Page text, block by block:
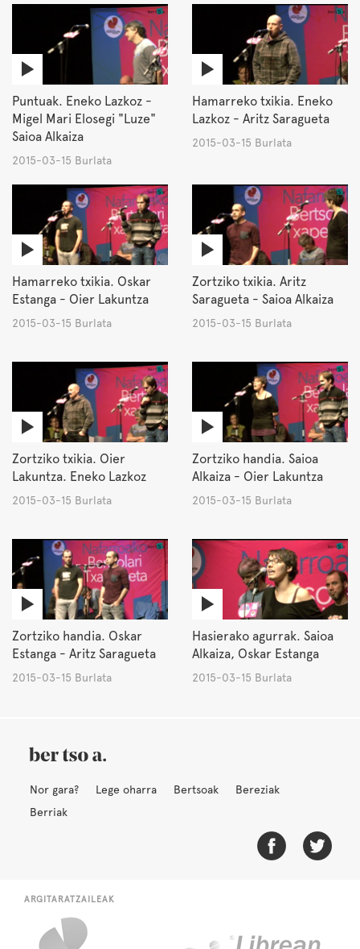
Puntuak. Eneko Lazkoz -
Migel Mari Elosegi "Luze"
Saioa Alkaiza
2015-03-15 Burlata
Hamarreko txikia. Eneko
Lazkoz - Aritz Saragueta
2015-03-15 Burlata
Hamarreko txikia. Oskar
Estanga - Oier Lakuntza
2015-03-15 Burlata
Zortziko txikia. Aritz
Saragueta - Saioa Alkaiza
2015-03-15 Burlata
Zortziko txikia. Oier
Lakuntza. Eneko Lazkoz
2015-03-15 Burlata
Zortziko handia. Saioa
Alkaiza - Oier Lakuntza
2015-03-15 Burlata
Zortziko handia. Oskar
Estanga - Aritz Saragueta
2015-03-15 Burlata
Hasierako agurrak. Saioa
Alkaiza, Oskar Estanga
2015-03-15 Burlata
Nor gara? Lege oharra Bertsoak
Bereziak
Berriak
ARGITARATZAILEAK